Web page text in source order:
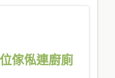
傢俬連廚廁